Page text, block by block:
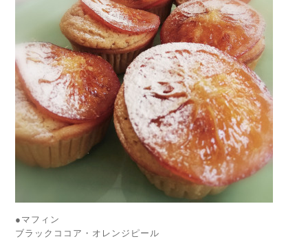
●マフィン
ブラックココア・オレンジピール